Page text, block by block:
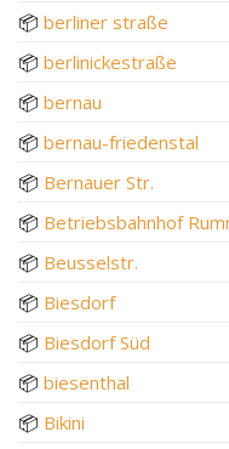
📦 berliner straße
📦 berlinickestraße
📦 bernau
📦 bernau-friedenstal
📦 Bernauer Str.
📦 Betriebsbahnhof
📦 Beusselstr.
📦 Biesdorf
📦 Biesdorf Süd
📦 biesenthal
📦 Bikini